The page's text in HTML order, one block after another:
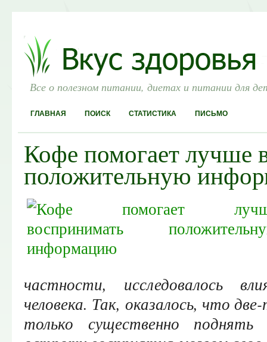
Все о полезном питании, диетах и питании для
ГЛАВНАЯ ПОИСК СТАТИСТИКА ПИСЬМО
Кофе помогает лучше
положительную
частности, исследовалось
человека. Так, оказалось, что
только существенно